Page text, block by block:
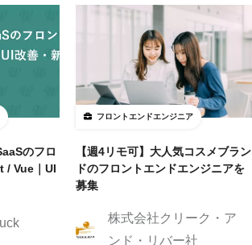
のフロ
/ Vue｜UI
フロントエンドエンジニア
【週4リモ可】大人気コスメブラン
ドのフロントエンドエンジニアを
募集
株式会社クリーク・ア
ンド・リバー社